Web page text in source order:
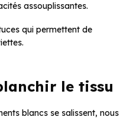
assouplissantes.
qui permettent de
le tissu
blancs se salissent, nous